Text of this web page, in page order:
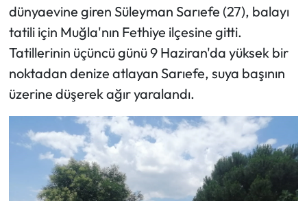
dünyaevine giren Süleyman Sarıefe (27), balayı
tatili için Muğla'nın Fethiye ilçesine gitti.
Tatillerinin üçüncü günü 9 Haziran'da yüksek bir
noktadan denize atlayan Sarıefe, suya başının
üzerine düşerek ağır yaralandı.